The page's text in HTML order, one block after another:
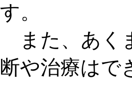
す。
また、あく
断や治療はで